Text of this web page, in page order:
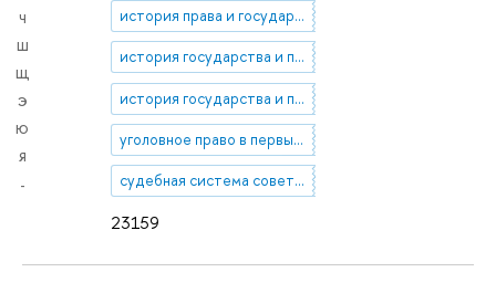
Ч
Ш
Щ
Э
Ю
Я
-
23159
история права и государства России
история государства и права советской России
история государства и права позднеимперской России
уголовное право в первые годы советской власти
судебная система советской России